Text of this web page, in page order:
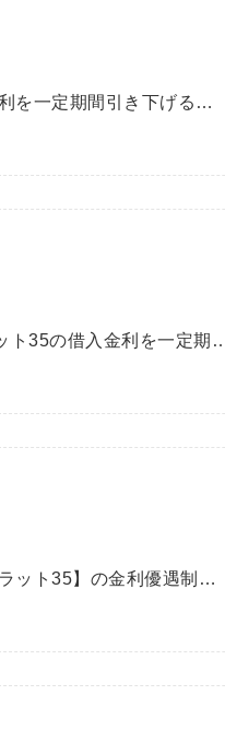
を一定期間引き下げる…
ト35の借入金利を一定期
ット35】の金利優遇制…